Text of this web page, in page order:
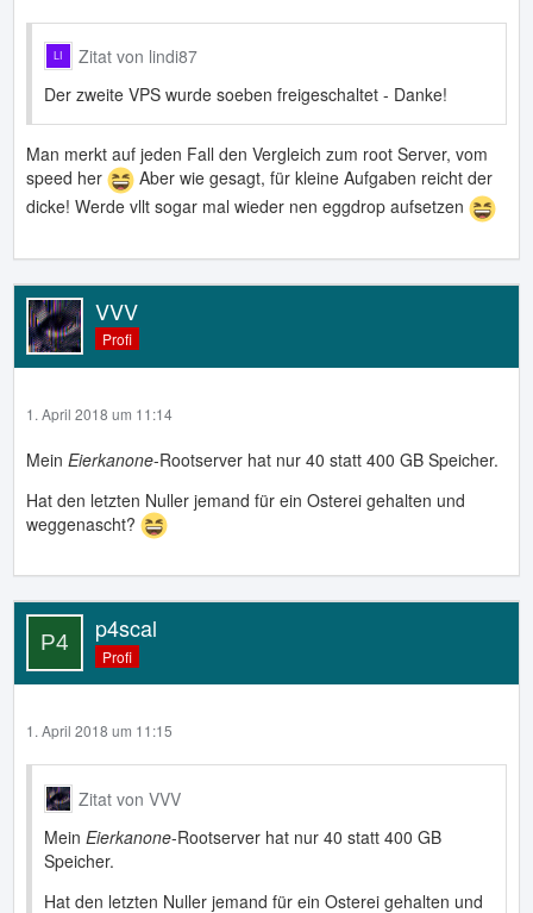
Zitat von lindi87
Der zweite VPS wurde soeben freigeschaltet - Danke!
Man merkt auf jeden Fall den Vergleich zum root Server, vom
speed her
Aber wie gesagt, für kleine Aufgaben reicht der
dicke! Werde vllt sogar mal wieder nen eggdrop aufsetzen
VVV
Profi
1. April 2018 um 11:14
Mein Eierkanone-Rootserver hat nur 40 statt 400 GB Speicher.
Hat den letzten Nuller jemand für ein Osterei gehalten und
weggenascht?
p4scal
Profi
1. April 2018 um 11:15
Zitat von VVV
Mein Eierkanone-Rootserver hat nur 40 statt 400 GB
Speicher.
Hat den letzten Nuller jemand für ein Osterei gehalten und